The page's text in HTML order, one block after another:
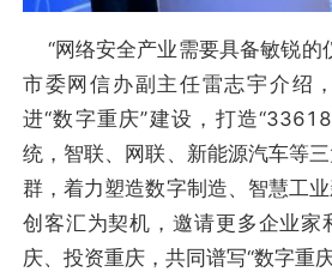
“网络安全产业需要具备敏锐的
市委网信办副主任雷志宇介绍
进“数字重庆”建设，打造
统，智联、网联、新能源汽车等
群，着力塑造数字制造、智慧工
创客汇为契机，邀请更多企业家
庆、投资重庆，共同谱写“数字重